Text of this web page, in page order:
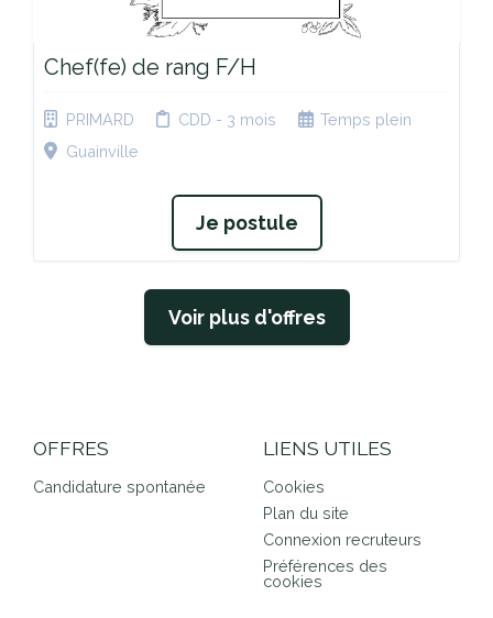
Chef(fe) de rang F/H
PRIMARD CDD - 3 mois
Temps plein
Guainville
Je postule
Voir plus d'offres
OFFRES
Candidature spontanée
LIENS UTILES
Cookies
Plan du site
Connexion recruteurs
Préférences des
cookies